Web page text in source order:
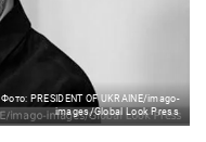
Фото: PRESIDENT OF UKRAINE/imago-
images/Global Look Press